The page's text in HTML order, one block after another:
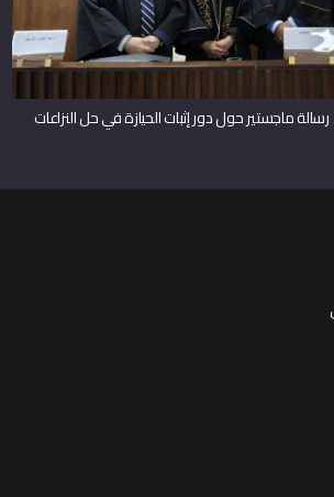
ماجستير حول دور إثبات الحيازة في حل النزاعات